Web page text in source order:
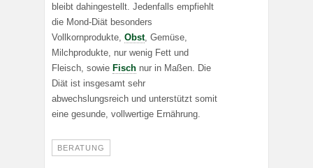
bleibt dahingestellt. Jedenfalls empfiehlt
die Mond-Diät besonders
Vollkornprodukte, Obst, Gemüse,
Milchprodukte, nur wenig Fett und
Fleisch, sowie Fisch nur in Maßen. Die
Diät ist insgesamt sehr
abwechslungsreich und unterstützt somit
eine gesunde, vollwertige Ernährung.
BERATUNG